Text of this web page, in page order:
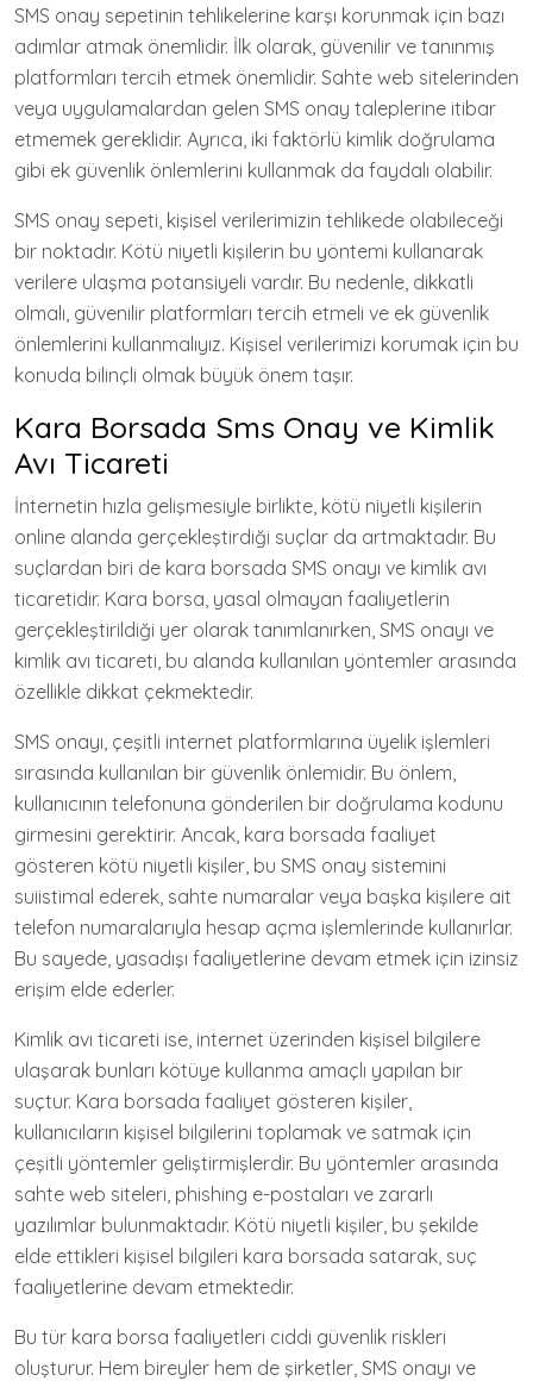
SMS onay sepetinin tehlikelerine karşı korunmak için bazı
adımlar atmak önemlidir. İlk olarak, güvenilir ve tanınmış
platformları tercih etmek önemlidir. Sahte web sitelerinden
veya uygulamalardan gelen SMS onay taleplerine itibar
etmemek gereklidir. Ayrıca, iki faktörlü kimlik doğrulama
gibi ek güvenlik önlemlerini kullanmak da faydalı olabilir.
SMS onay sepeti, kişisel verilerimizin tehlikede olabileceği
bir noktadır. Kötü niyetli kişilerin bu yöntemi kullanarak
verilere ulaşma potansiyeli vardır. Bu nedenle, dikkatli
olmalı, güvenilir platformları tercih etmeli ve ek güvenlik
önlemlerini kullanmalıyız. Kişisel verilerimizi korumak için bu
konuda bilinçli olmak büyük önem taşır.
Kara Borsada Sms Onay ve Kimlik
Avı Ticareti
İnternetin hızla gelişmesiyle birlikte, kötü niyetli kişilerin
online alanda gerçekleştirdiği suçlar da artmaktadır. Bu
suçlardan biri de kara borsada SMS onayı ve kimlik avı
ticaretidir. Kara borsa, yasal olmayan faaliyetlerin
gerçekleştirildiği yer olarak tanımlanırken, SMS onayı ve
kimlik avı ticareti, bu alanda kullanılan yöntemler arasında
özellikle dikkat çekmektedir.
SMS onayı, çeşitli internet platformlarına üyelik işlemleri
sırasında kullanılan bir güvenlik önlemidir. Bu önlem,
kullanıcının telefonuna gönderilen bir doğrulama kodunu
girmesini gerektirir. Ancak, kara borsada faaliyet
gösteren kötü niyetli kişiler, bu SMS onay sistemini
suiistimal ederek, sahte numaralar veya başka kişilere ait
telefon numaralarıyla hesap açma işlemlerinde kullanırlar.
Bu sayede, yasadışı faaliyetlerine devam etmek için izinsiz
erişim elde ederler.
Kimlik avı ticareti ise, internet üzerinden kişisel bilgilere
ulaşarak bunları kötüye kullanma amaçlı yapılan bir
suçtur. Kara borsada faaliyet gösteren kişiler,
kullanıcıların kişisel bilgilerini toplamak ve satmak için
çeşitli yöntemler geliştirmişlerdir. Bu yöntemler arasında
sahte web siteleri, phishing e-postaları ve zararlı
yazılımlar bulunmaktadır. Kötü niyetli kişiler, bu şekilde
elde ettikleri kişisel bilgileri kara borsada satarak, suç
faaliyetlerine devam etmektedir.
Bu tür kara borsa faaliyetleri ciddi güvenlik riskleri
oluşturur. Hem bireyler hem de şirketler, SMS onayı ve